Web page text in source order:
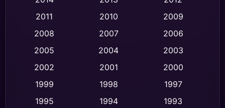
Crime อาชญากรรม (513)
Cult Film
Dance เต้น (10)
2011
2010
2009
2008
2007
2006
2005
2004
2003
2002
2001
2000
1999
1998
1997
1995
1994
1993